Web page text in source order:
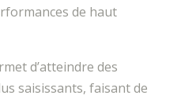
de haut
d’atteindre des
saisissants, faisant de